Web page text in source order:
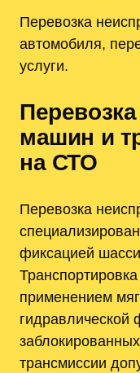
Перевозка
автомобиля,
услуги.
машин и
на СТО
Перевозка
фиксацией
применением
гидравлической
трансмиссии